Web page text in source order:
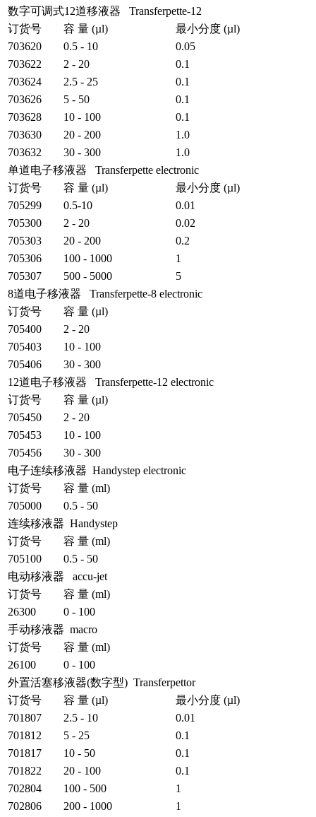
数字可调式12道移液器 Transferpette-12
订货号
容 量 (µl)
最小分度 (µl)
703620
0.5 - 10
0.05
703622
2 - 20
0.1
703624
2.5 - 25
0.1
703626
5 - 50
0.1
703628
10 - 100
0.1
703630
20 - 200
1.0
703632
30 - 300
1.0
单道电子移液器 Transferpette electronic
订货号
容 量 (µl)
最小分度 (µl)
705299
0.5-10
0.01
705300
2 - 20
0.02
705303
20 - 200
0.2
705306
100 - 1000
1
705307
500 - 5000
5
8道电子移液器 Transferpette-8 electronic
订货号
容 量 (µl)
705400
2 - 20
705403
10 - 100
705406
30 - 300
12道电子移液器 Transferpette-12 electronic
订货号
容 量 (µl)
705450
2 - 20
705453
10 - 100
705456
30 - 300
电子连续移液器 Handystep electronic
订货号
容 量 (ml)
705000
0.5 - 50
连续移液器 Handystep
订货号
容 量 (ml)
705100
0.5 - 50
电动移液器 accu-jet
订货号
容 量 (ml)
26300
0 - 100
手动移液器 macro
订货号
容 量 (ml)
26100
0 - 100
外置活塞移液器(数字型) Transferpettor
订货号
容 量 (µl)
最小分度 (µl)
701807
2.5 - 10
0.01
701812
5 - 25
0.1
701817
10 - 50
0.1
701822
20 - 100
0.1
702804
100 - 500
1
702806
200 - 1000
1